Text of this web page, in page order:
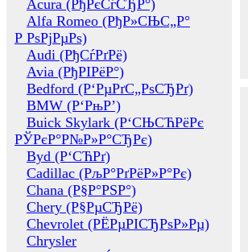
Acura (РђРєСѓСЂР°)
Alfa Romeo (РђР»СЊС„Р°
Р РѕРјРµРѕ)
Audi (РђСѓРґРё)
Avia (РђРІРёР°)
Bedford (Р‘РµРґС„РѕСЂРґ)
BMW (Р‘РњР’)
Buick Skylark (Р‘СЊСЋРёРє
РЎРєР°Р№Р»Р°СЂРє)
Byd (Р‘СЋРґ)
Cadillac (РљР°РґРёР»Р°Рє)
Chana (Р§Р°РЅР°)
Chery (Р§РµСЂРё)
Chevrolet (РЁРµРІСЂРѕР»Рµ)
Chrysler